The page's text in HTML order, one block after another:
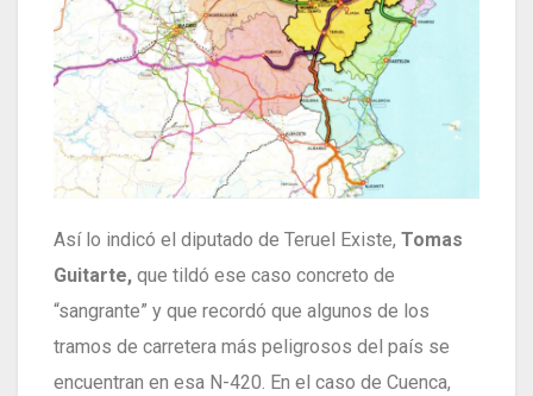
Así lo indicó el diputado de Teruel Existe, Tomas
Guitarte, que tildó ese caso concreto de
“sangrante” y que recordó que algunos de los
tramos de carretera más peligrosos del país se
encuentran en esa N-420. En el caso de Cuenca,